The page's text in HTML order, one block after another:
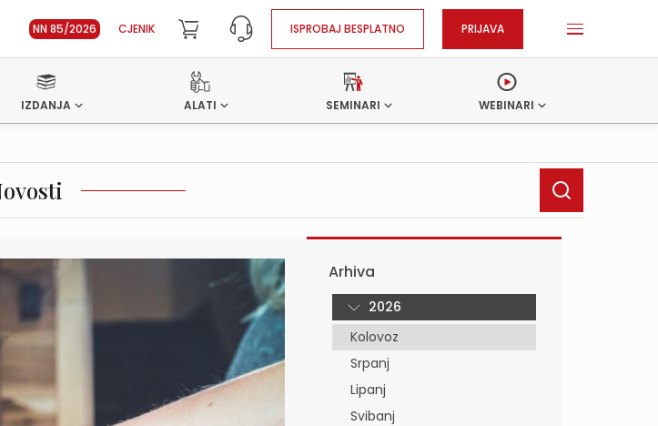
NN 85/2026 CJENIK ISPROBAJ BESPLATNO PRIJAVA
IZDANJA ALATI SEMINARI WEBINARI
Arhiva
2026
Kolovoz
Srpanj
Lipanj
Svibanj